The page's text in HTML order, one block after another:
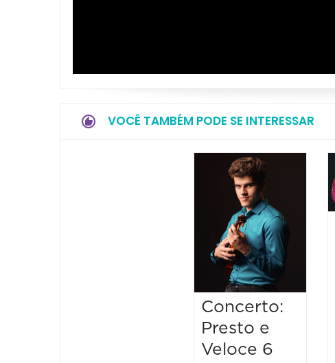
VOCÊ TAMBÉM PODE SE INTERESSAR
Concerto:
Presto e
Veloce 6